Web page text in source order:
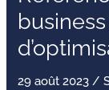
29 août 2023 /